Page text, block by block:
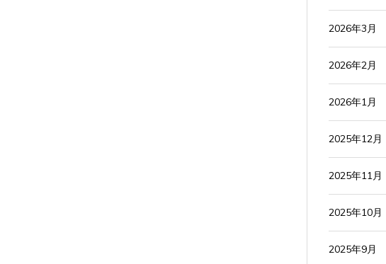
2026年3月
2026年2月
2026年1月
2025年12月
2025年11月
2025年10月
2025年9月